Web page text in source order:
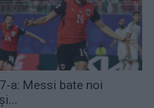
a: Messi bate noi